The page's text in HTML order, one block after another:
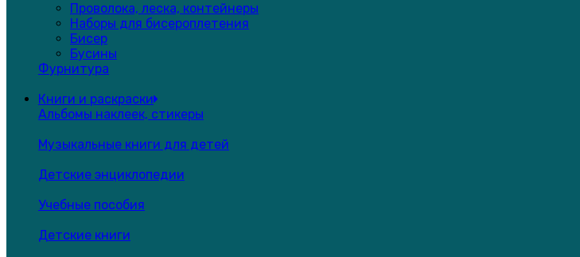
Проволока, леска, контейнеры
Наборы для бисероплетения
Бисер
Бусины
Фурнитура
Книги и раскраски
Альбомы наклеек, стикеры
Музыкальные книги для детей
Детские энциклопедии
Учебные пособия
Детские книги